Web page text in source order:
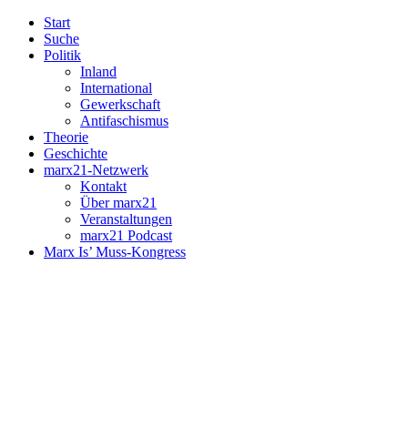
Start
Suche
Politik
Inland
International
Gewerkschaft
Antifaschismus
Theorie
Geschichte
marx21-Netzwerk
Kontakt
Über marx21
Veranstaltungen
marx21 Podcast
Marx Is’ Muss-Kongress